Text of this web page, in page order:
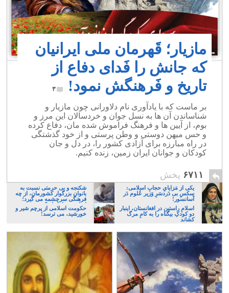
مازیار؛ قَهرمان ملی ایرانیان
که جانش را فَدای دفاع از
تاریخ و فَرهنگش نمود!
۳
بر ماست که با یادآوری نام دلاورانی چون مازیار و
شناساندن آن ها به نسل جوان و خردسالان این مرز و
بوم، از آیین ها و فرهنگ فراموش شده مان، دفاع کرده
و حس میهن دوستی و وطن پرستی و از خود گذشتگی
در راه مبارزه برای آزادی کشور را، در دل و جان
کودکان و جوانان ایران زمین، زنده کنیم.
۶۷۱۱ پخش
یکی از مَزایایِ حجابِ اسلامی:
سکسِ بی دَردسَرِ وَزیر عُلوم دَر
آسانسور!
شکنجه و بی حرمتی نسبت به
بانوان بزرگوار کشورمان، از چه
فرهنگی سرچشمه می گیرد؛
ایرانی، و یا تازیان؟
اسلامِ راستین در افغانستان، اینبار
دو کودکِ بیگناه را به کامِ مرگ
کشاند
حکومت اسلامی از پرچم شیر و
خورشید، می ترسد!